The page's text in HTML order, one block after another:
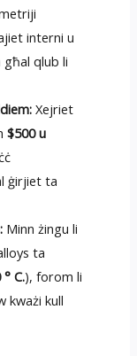
interni u
qlub li
Xejriet
$500 u
ġirjiet ta
Minn żingu li
ta
C.), forom li
kważi kull